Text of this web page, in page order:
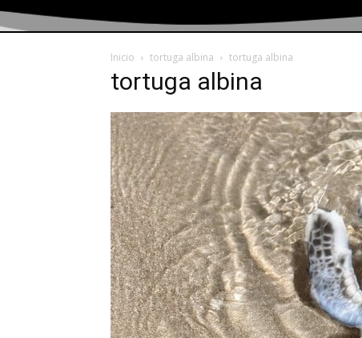
Inicio tortuga albina tortuga albina
tortuga albina